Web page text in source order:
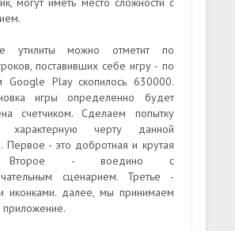
утилиты можно отметит по
поставивших себе игру - по
Google Play скопилось 630000.
игры определенно будет
счетчиком. Сделаем попытку
характерную черту данной
Первое - это добротная и крутая
Второе - воедино с
сценарием. Третье -
иконками. далее, мы принимаем